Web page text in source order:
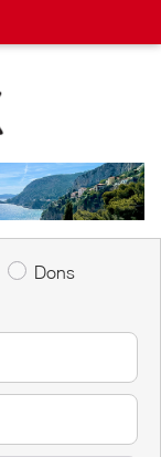
Dons